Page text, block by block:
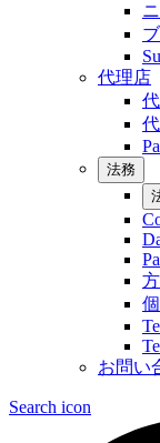
代理店
法務
お問い
Search icon